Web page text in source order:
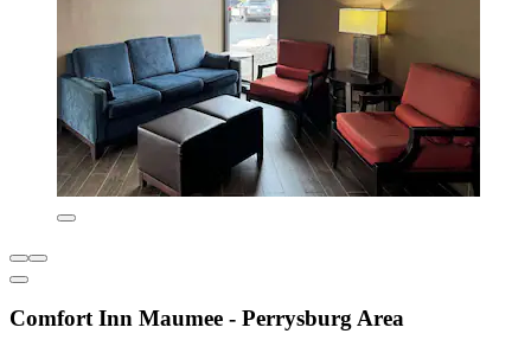
Comfort Inn Maumee - Perrysburg Area